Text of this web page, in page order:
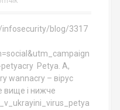
blog/3317
Petya. A,
wannacry – вірус
вище і нижче